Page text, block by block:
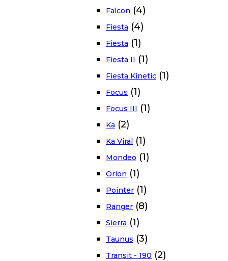
Falcon (4)
Fiesta (4)
Fiesta (1)
Fiesta II (1)
Fiesta Kinetic (1)
Focus (1)
Focus III (1)
Ka (2)
Ka Viral (1)
Mondeo (1)
Orion (1)
Pointer (1)
Ranger (8)
Sierra (1)
Taunus (3)
Transit - 190 (2)